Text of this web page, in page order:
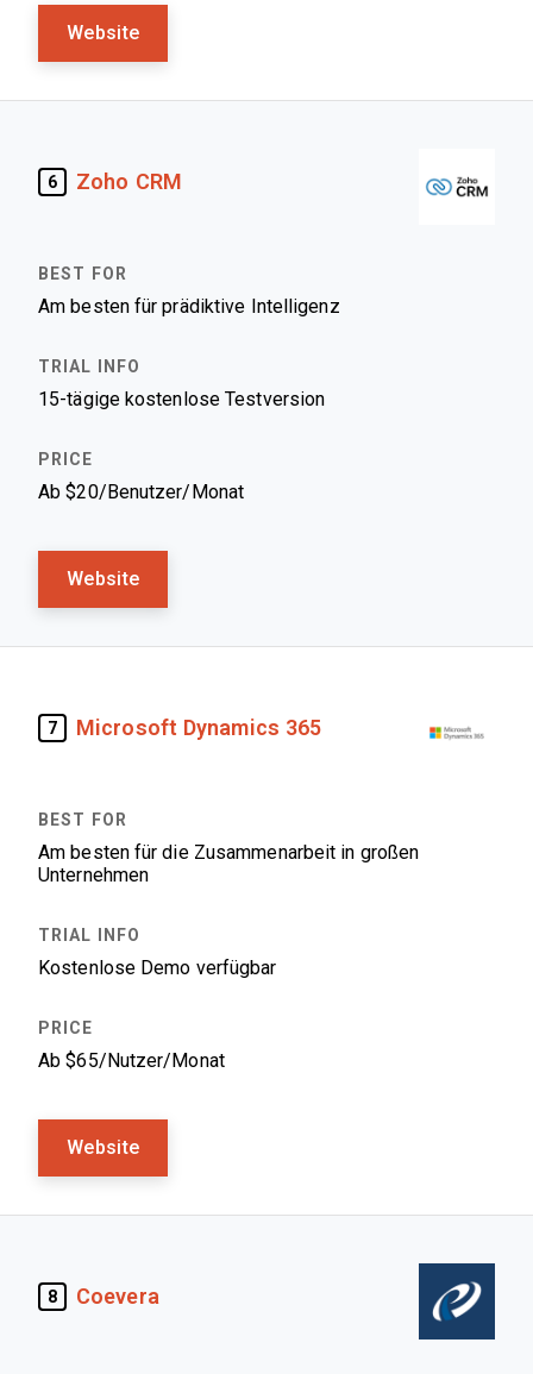
Website
6 Zoho CRM
Am besten für prädiktive Intelligenz
15-tägige kostenlose Testversion
Ab $20/Benutzer/Monat
Website
7 Microsoft Dynamics 365
Am besten für die Zusammenarbeit in großen
Unternehmen
Kostenlose Demo verfügbar
Ab $65/Nutzer/Monat
Website
8 Coevera